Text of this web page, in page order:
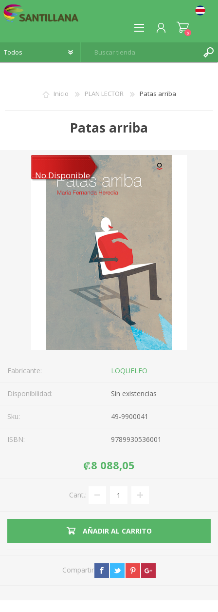
0
Inicio PLAN LECTOR Patas arriba
Patas arriba
No Disponible
Fabricante: LOQUELEO
Disponibilidad: Sin existencias
Sku: 49-9900041
ISBN: 9789930536001
₡8 088,05
Cant.:
AÑADIR AL CARRITO
Compartir